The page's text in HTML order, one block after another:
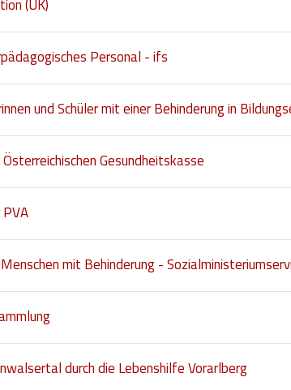
(UK)
Personal - ifs
und Schüler mit einer Behinderung in
Gesundheitskasse
mit Behinderung -
durch die Lebenshilfe Vorarlberg